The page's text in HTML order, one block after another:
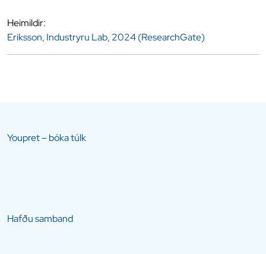
Heimildir:
Eriksson, Industryru Lab, 2024 (ResearchGate)
Youpret – bóka túlk
Hafðu samband